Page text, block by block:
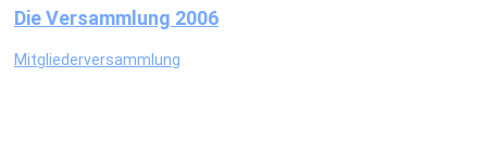
Die Versammlung 2006
Mitgliederversammlung